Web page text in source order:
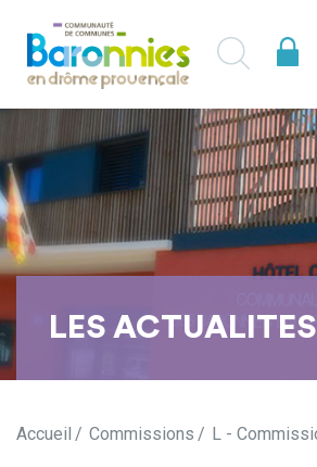
LES ACTUALITES
Accueil Commissions L -